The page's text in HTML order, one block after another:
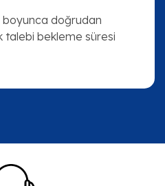
boyunca doğrudan
talebi bekleme süresi